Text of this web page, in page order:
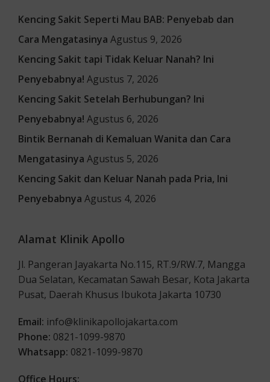
Kencing Sakit Seperti Mau BAB: Penyebab dan
Cara Mengatasinya Agustus 9, 2026
Kencing Sakit tapi Tidak Keluar Nanah? Ini
Penyebabnya! Agustus 7, 2026
Kencing Sakit Setelah Berhubungan? Ini
Penyebabnya! Agustus 6, 2026
Bintik Bernanah di Kemaluan Wanita dan Cara
Mengatasinya Agustus 5, 2026
Kencing Sakit dan Keluar Nanah pada Pria, Ini
Penyebabnya Agustus 4, 2026
Alamat Klinik Apollo
Jl. Pangeran Jayakarta No.115, RT.9/RW.7, Mangga
Dua Selatan, Kecamatan Sawah Besar, Kota Jakarta
Pusat, Daerah Khusus Ibukota Jakarta 10730
Email: info@klinikapollojakarta.com
Phone: 0821-1099-9870
Whatsapp: 0821-1099-9870
Office Hours: